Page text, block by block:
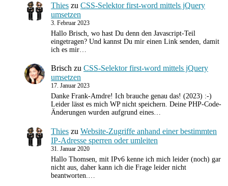
Thies zu CSS-Selektor first-word mittels jQuery
umsetzen
3. Februar 2023
Hallo Brisch, wo hast Du denn den Javascript-Teil
eingetragen? Und kannst Du mir einen Link senden, damit
ich es mir…
Brisch zu CSS-Selektor first-word mittels jQuery
umsetzen
17. Januar 2023
Danke Frank-Amdre! Ich brauche genau das! (2023) :-)
Leider lässt es mich WP nicht speichern. Deine PHP-Code-
Änderungen wurden aufgrund eines…
Thies zu Website-Zugriffe anhand einer bestimmten
IP-Adresse sperren oder umleiten
31. Januar 2020
Hallo Thomsen, mit IPv6 kenne ich mich leider (noch) gar
nicht aus, daher kann ich die Frage leider nicht
beantworten.…